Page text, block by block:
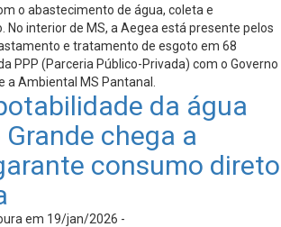
o abastecimento de água, coleta e
interior de MS, a Aegea está presente pelos
e tratamento de esgoto em 68
PPP (Parceria Público-Privada) com o Governo
a Ambiental MS Pantanal.
da água
chega a
consumo direto
em 19/jan/2026 -